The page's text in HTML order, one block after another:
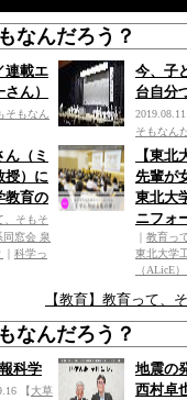
なんだろう？
連載エ
ん）
そもなん
今、子
台自分
2019.08.11
そもなん
（ミ
授）に
教育の
、そもそ
同窓会 泉
科学っ
【東北
先輩が
東北大
ニフォ
教育っ
東北大学
（ALicE
【教育】教育って、
なんだろう？
科学
【大草
地震の
西村卓